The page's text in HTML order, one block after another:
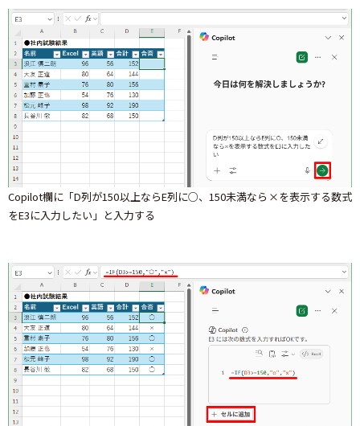
Copilot欄に「D列が150以上ならE列に○、150未満なら×を表示する数式
をE3に入力したい」と入力する